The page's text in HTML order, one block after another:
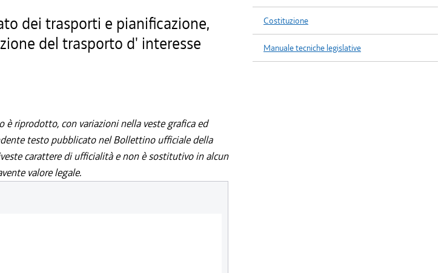
dei trasporti e pianificazione,
del trasporto d' interesse
è riprodotto, con variazioni nella veste grafica ed
testo pubblicato nel Bollettino ufficiale della
carattere di ufficialità e non è sostitutivo in alcun
valore legale.
Costituzione
Manuale tecniche legislative